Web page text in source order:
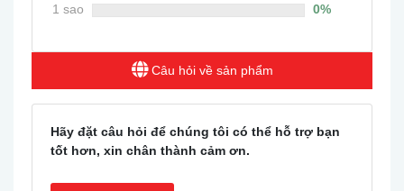
1 sao
0%
Câu hỏi về sản phẩm
Hãy đặt câu hỏi để chúng tôi có thể hỗ trợ bạn
tốt hơn, xin chân thành cảm ơn.